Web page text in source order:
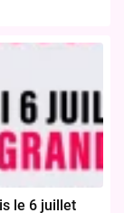
le 6 juillet